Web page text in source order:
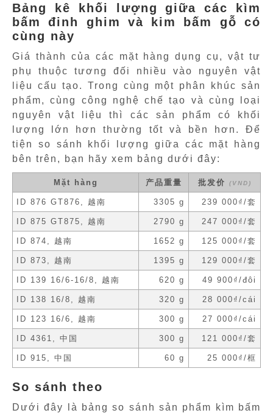
Bảng kê khối lượng giữa các kìm
bấm đinh ghim và kim bấm gỗ có
cùng này
Giá thành của các mặt hàng dụng cụ, vật tư
phụ thuộc tương đối nhiều vào nguyên vật
liệu cấu tạo. Trong cùng một phân khúc sản
phẩm, cùng công nghệ chế tạo và cùng loại
nguyên vật liệu thì các sản phẩm có khối
lượng lớn hơn thường tốt và bền hơn. Để
tiện so sánh khối lượng giữa các mặt hàng
bên trên, bạn hãy xem bảng dưới đây:
Mặt hàng 产品重量 批发价 (VND)
ID 876 GT876, 越南 3305 g 239 000₫/套
ID 875 GT875, 越南 2790 g 247 000₫/套
ID 874, 越南 1652 g 125 000₫/套
ID 873, 越南 1395 g 129 000₫/套
ID 139 16/6-16/8, 越南 620 g 49 900₫/đôi
ID 138 16/8, 越南 320 g 28 000₫/cái
ID 123 16/6, 越南 300 g 27 000₫/cái
ID 4361, 中国 300 g 121 000₫/套
ID 915, 中国 60 g 25 000₫/框
So sánh theo
Dưới đây là bảng so sánh sản phẩm kìm bấm